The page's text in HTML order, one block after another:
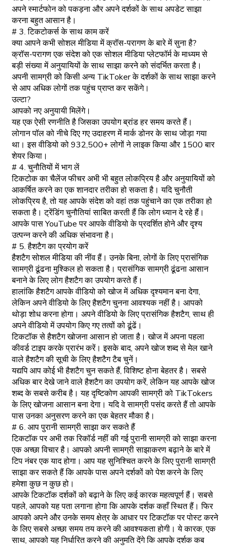
अपने स्मार्टफोन को पकड़ना और अपने दर्शकों के साथ अपडेट साझा
करना बहुत आसान है।
# 3. टिकटोकर्स के साथ काम करें
क्या आपने कभी सोशल मीडिया में क्रॉस-परागण के बारे में सुना है?
क्रॉस-परागण एक संदेश को एक सोशल मीडिया प्लेटफॉर्म के माध्यम से
बड़ी संख्या में अनुयायियों के साथ साझा करने को संदर्भित करता है।
अपनी सामग्री को किसी अन्य TikToker के दर्शकों के साथ साझा करने
से आप अधिक लोगों तक पहुंच प्राप्त कर सकेंगे।
उल्टा?
आपको नए अनुयायी मिलेंगे।
यह एक ऐसी रणनीति है जिसका उपयोग ब्रांड हर समय करते हैं।
लोगान पॉल को नीचे दिए गए उदाहरण में मार्क डोनर के साथ जोड़ा गया
था। इस वीडियो को 932,500+ लोगों ने लाइक किया और 1500 बार
शेयर किया।
# 4. चुनौतियों में भाग लें
टिकटोक का चैलेंज फीचर अभी भी बहुत लोकप्रिय है और अनुयायियों को
आकर्षित करने का एक शानदार तरीका हो सकता है। यदि चुनौती
लोकप्रिय है, तो यह आपके संदेश को वहां तक पहुंचाने का एक तरीका हो
सकता है। ट्रेंडिंग चुनौतियां साबित करती हैं कि लोग ध्यान दे रहे हैं।
आपके पास YouTube पर आपके वीडियो के प्रदर्शित होने और दृश्य
उत्पन्न करने की अधिक संभावना है।
# 5. हैशटैग का प्रयोग करें
हैशटैग सोशल मीडिया की नींव हैं। उनके बिना, लोगों के लिए प्रासंगिक
सामग्री ढूंढना मुश्किल हो सकता है। प्रासंगिक सामग्री ढूंढना आसान
बनाने के लिए लोग हैशटैग का उपयोग करते हैं।
हालांकि हैशटैग आपके वीडियो को खोज में अधिक दृश्यमान बना देगा,
लेकिन अपने वीडियो के लिए हैशटैग चुनना आवश्यक नहीं है। आपको
थोड़ा शोध करना होगा। अपने वीडियो के लिए प्रासंगिक हैशटैग, साथ ही
अपने वीडियो में उपयोग किए गए तत्वों को ढूंढें।
टिकटॉक से हैशटैग खोजना आसान हो जाता है। खोज में अपना पहला
कीवर्ड टाइप करके प्रारंभ करें। इसके बाद, अपने खोज शब्द से मेल खाने
वाले हैशटैग की सूची के लिए हैशटैग टैब चुनें।
यद्यपि आप कोई भी हैशटैग चुन सकते हैं, विशिष्ट होना बेहतर है। सबसे
अधिक बार देखे जाने वाले हैशटैग का उपयोग करें, लेकिन यह आपके खोज
शब्द के सबसे करीब है। यह दृष्टिकोण आपकी सामग्री को TikTokers
के लिए खोजना आसान बना देगा। यदि वे सामग्री पसंद करते हैं तो आपके
पास उनका अनुसरण करने का एक बेहतर मौका है।
# 6. आप पुरानी सामग्री साझा कर सकते हैं
टिकटॉक पर अभी तक रिकॉर्ड नहीं की गई पुरानी सामग्री को साझा करना
एक अच्छा विचार है। आपको अपनी सामग्री साझाकरण बढ़ाने के बारे में
टिप नंबर एक याद होगा। आप यह सुनिश्चित करने के लिए पुरानी सामग्री
साझा कर सकते हैं कि आपके पास अपने दर्शकों को पेश करने के लिए
हमेशा कुछ न कुछ हो।
आपके टिकटॉक दर्शकों को बढ़ाने के लिए कई कारक महत्वपूर्ण हैं। सबसे
पहले, आपको यह पता लगाना होगा कि आपके दर्शक कहाँ स्थित हैं। फिर
आपको अपने और उनके समय क्षेत्र के आधार पर टिकटॉक पर पोस्ट करने
के लिए सबसे अच्छा समय तय करने की आवश्यकता होगी। ये कारक, एक
साथ, आपको यह निर्धारित करने की अनुमति देंगे कि आपके दर्शक कब